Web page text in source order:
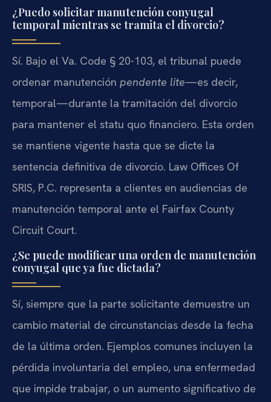
¿Puedo solicitar manutención conyugal
temporal mientras se tramita el divorcio?
Sí. Bajo el Va. Code § 20-103, el tribunal puede
ordenar manutención pendente lite—es decir,
temporal—durante la tramitación del divorcio
para mantener el statu quo financiero. Esta orden
se mantiene vigente hasta que se dicte la
sentencia definitiva de divorcio. Law Offices Of
SRIS, P.C. representa a clientes en audiencias de
manutención temporal ante el Fairfax County
Circuit Court.
¿Se puede modificar una orden de manutención
conyugal que ya fue dictada?
Sí, siempre que la parte solicitante demuestre un
cambio material de circunstancias desde la fecha
de la última orden. Ejemplos comunes incluyen la
pérdida involuntaria del empleo, una enfermedad
que impide trabajar, o un aumento significativo de